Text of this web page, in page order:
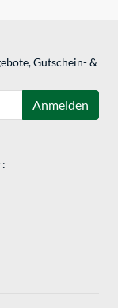
Gutschein- &
Anmelden